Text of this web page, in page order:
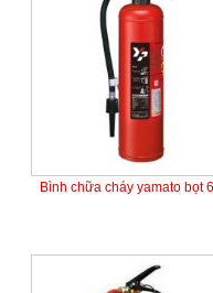
Bình chữa cháy yamato bọt